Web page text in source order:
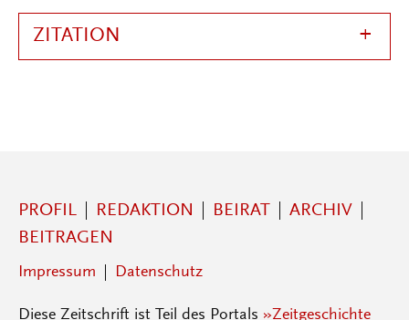
ZITATION
PROFIL REDAKTION BEIRAT
ARCHIV
BEITRAGEN
Impressum Datenschutz
Diese Zeitschrift ist Teil des Portals »Zeitgeschichte